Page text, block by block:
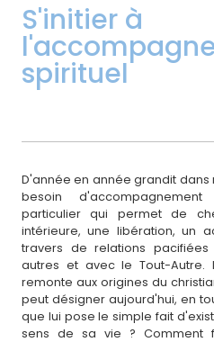
S'initier à
spirituel
D'année en année grandit
besoin
particulier qui permet de
intérieure, une libération, un
travers de relations
autres et avec le Tout-Autre.
remonte aux origines du
peut désigner aujourd'hui, en
que lui pose le simple fait
sens de sa vie ?